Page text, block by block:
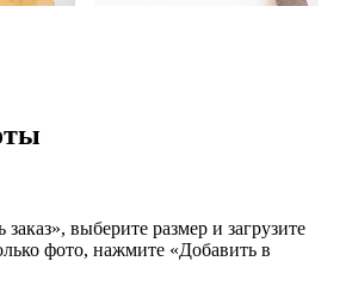
выберите размер и загрузите
фото, нажмите «Добавить в